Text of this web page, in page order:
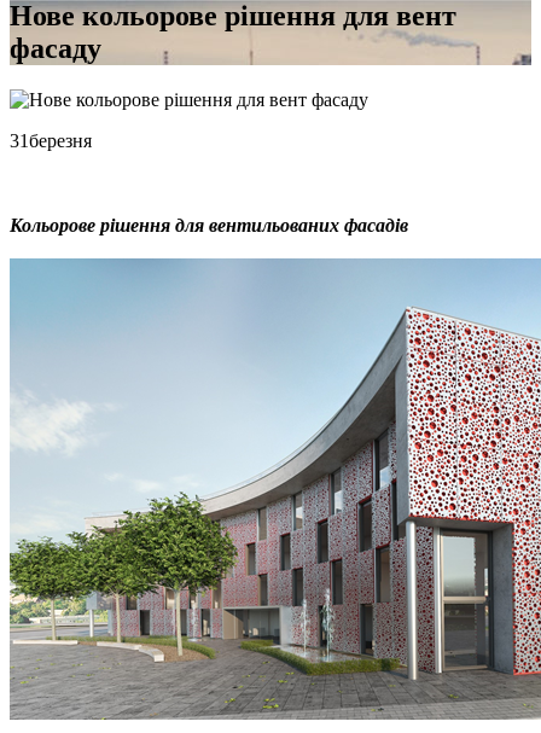
Нове кольорове рішення для вент
фасаду
31березня
Кольорове рішення для вентильованих фасадів